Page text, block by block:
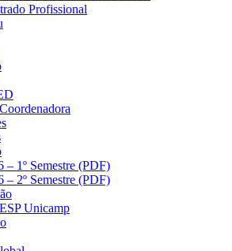
Profissional
– 1º Semestre (PDF)
– 2º Semestre (PDF)
Unicamp